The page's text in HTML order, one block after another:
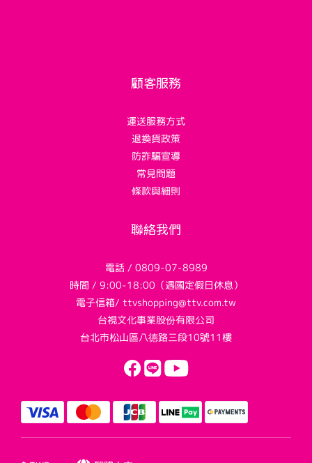
顧客服務
運送服務方式
退換貨政策
防詐騙宣導
常見問題
條款與細則
聯絡我們
電話 / 0809-07-8989
時間 / 9:00-18:00（遇國定假日休息）
電子信箱/ ttvshopping@ttv.com.tw
台視文化事業股份有限公司
台北市松山區八德路三段10號11樓